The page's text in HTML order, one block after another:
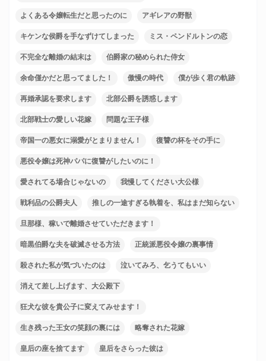
よくある令嬢転生だと思ったのに アギレアの野獣
キケンな侯爵を手なずけてしまった ミス・ペンドルトンの恋
不完全な離婚の結末は 伯爵家の秘められた侍女
余命僅かだと思ってました！ 傲慢の時代 僕が歩く君の軌跡
再婚承認を要求します 北部公爵を誘惑します
北部戦士の愛しい花嫁 問題な王子様
帝国一の悪女に溺愛がとまりません！ 復讐の杯をその手に
悪役令嬢は死神パパに復讐がしたいのに！
愛されてる場合じゃないの 我慢してください大公様
戦利品の公爵夫人 推しの一途すぎる執着を、私はまだ知らない
旦那様、稼いで離婚させていただきます！
暗黒伯爵な夫を破滅させる方法 正統派悪役令嬢の裏事情
殺された私が気づいたのは 泣いてみろ、乞うてもいい
消えて差し上げます、大公殿下
狂犬な彼を貴公子に変えてみせます！
生き残った王女の笑顔の裏には 略奪された花嫁
皇后の座を捨てます 皇后をさらった彼は